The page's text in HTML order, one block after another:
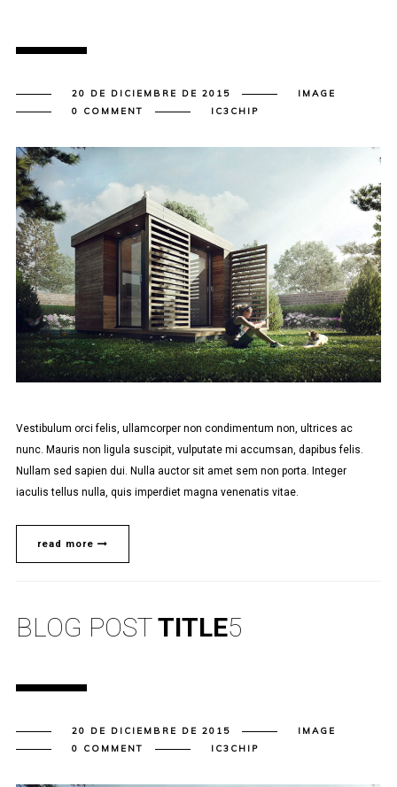
20 DE DICIEMBRE DE 2015
IMAGE
0 COMMENT
IC3CHIP
Vestibulum orci felis, ullamcorper non condimentum non, ultrices ac
nunc. Mauris non ligula suscipit, vulputate mi accumsan, dapibus felis.
Nullam sed sapien dui. Nulla auctor sit amet sem non porta. Integer
iaculis tellus nulla, quis imperdiet magna venenatis vitae.
read more
BLOG POSTTITLE5
20 DE DICIEMBRE DE 2015
IMAGE
0 COMMENT
IC3CHIP